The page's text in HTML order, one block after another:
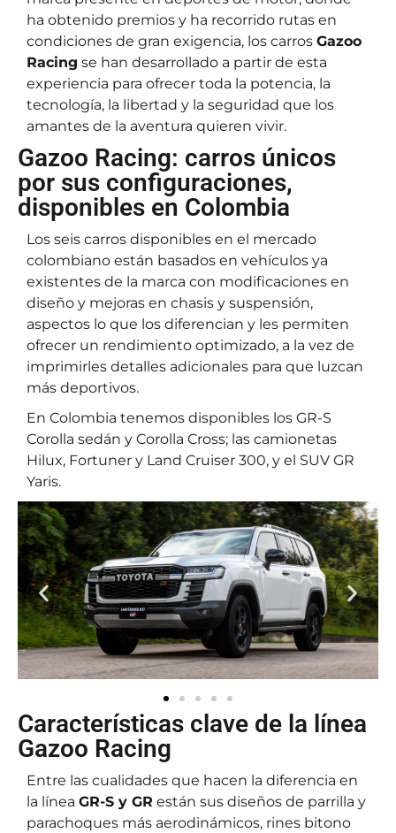
ha obtenido premios y ha recorrido rutas en
condiciones de gran exigencia, los carros Gazoo
Racing se han desarrollado a partir de esta
experiencia para ofrecer toda la potencia, la
tecnología, la libertad y la seguridad que los
amantes de la aventura quieren vivir.
Gazoo Racing: carros únicos
por sus configuraciones,
disponibles en Colombia
Los seis carros disponibles en el mercado
colombiano están basados en vehículos ya
existentes de la marca con modificaciones en
diseño y mejoras en chasis y suspensión,
aspectos lo que los diferencian y les permiten
ofrecer un rendimiento optimizado, a la vez de
imprimirles detalles adicionales para que luzcan
más deportivos.
En Colombia tenemos disponibles los GR-S
Corolla sedán y Corolla Cross; las camionetas
Hilux, Fortuner y Land Cruiser 300, y el SUV GR
Yaris.
Características clave de la línea
Gazoo Racing
Entre las cualidades que hacen la diferencia en
la línea GR-S y GR están sus diseños de parrilla y
parachoques más aerodinámicos, rines bitono